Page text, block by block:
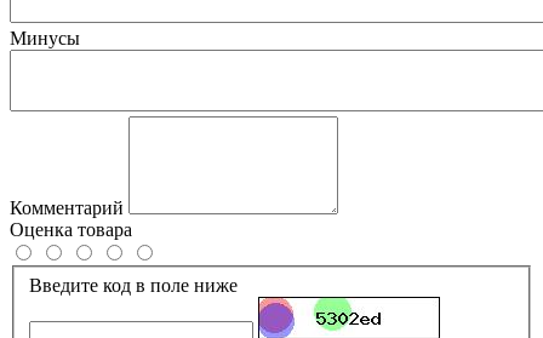
Минусы
Комментарий
Оценка товара
Введите код в поле ниже